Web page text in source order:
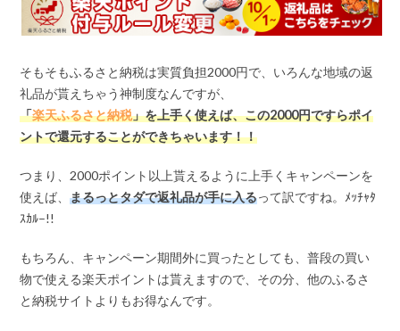
そもそもふるさと納税は実質負担2000円で、いろんな地域の返
礼品が貰えちゃう神制度なんですが、
「楽天ふるさと納税」を上手く使えば、この2000円ですらポイ
ントで還元することができちゃいます！！
つまり、2000ポイント以上貰えるように上手くキャンペーンを
使えば、まるっとタダで返礼品が手に入るって訳ですね。ﾒｯﾁｬﾀ
ｽｶﾙ–!!
もちろん、キャンペーン期間外に買ったとしても、普段の買い
物で使える楽天ポイントは貰えますので、その分、他のふるさ
と納税サイトよりもお得なんです。